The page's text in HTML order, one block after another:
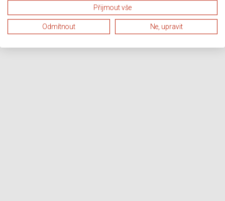
Přijmout vše
Odmítnout Ne, upravit